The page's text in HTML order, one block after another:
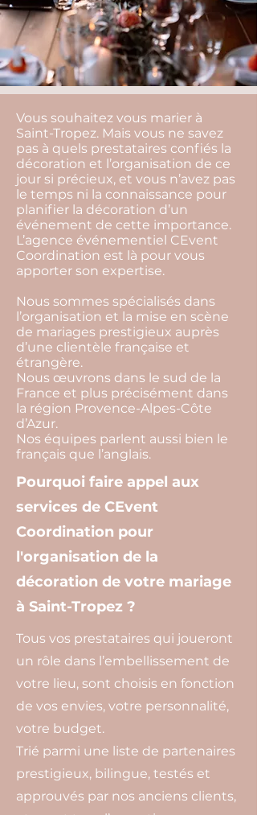
Vous souhaitez vous marier à
Saint-Tropez. Mais vous ne savez
pas à quels prestataires confiés la
décoration et l’organisation de ce
jour si précieux, et vous n’avez pas
le temps ni la connaissance pour
planifier la décoration d’un
événement de cette importance.
L’agence événementiel CEvent
Coordination est là pour vous
apporter son expertise.
Nous sommes spécialisés dans
l’organisation et la mise en scène
de mariages prestigieux auprès
d’une clientèle française et
étrangère.
Nous œuvrons dans le sud de la
France et plus précisément dans
la région Provence-Alpes-Côte
d’Azur.
Nos équipes parlent aussi bien le
français que l’anglais.
Pourquoi faire appel aux
services de CEvent
Coordination pour
l'organisation de la
décoration de votre mariage
à Saint-Tropez ?
Tous vos prestataires qui joueront
un rôle dans l’embellissement de
votre lieu, sont choisis en fonction
de vos envies, votre personnalité,
votre budget.
Trié parmi une liste de partenaires
prestigieux, bilingue, testés et
approuvés par nos anciens clients,